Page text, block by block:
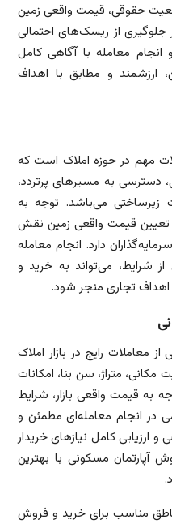
حقوقی، قیمت واقعی زمین
از ریسک‌های احتمالی
معامله با آگاهی کامل
ارزشمند و مطابق با اهداف
مهم در حوزه املاک است که
دسترسی به مسیرهای پرتردد،
زیرساختی می‌باشد. توجه به
تعیین قیمت واقعی زمین نقش
دارد. انجام معامله
شرایط، می‌تواند به خرید و
تجاری منجر شود.
معاملات رایج در بازار املاک
متراژ، سن بنا، امکانات
قیمت واقعی بازار، شرایط
در انجام معامله‌ای مطمئن و
ارزیابی کامل نیازهای خریدار
آپارتمان مسکونی با بهترین
مناسب برای خرید و فروش